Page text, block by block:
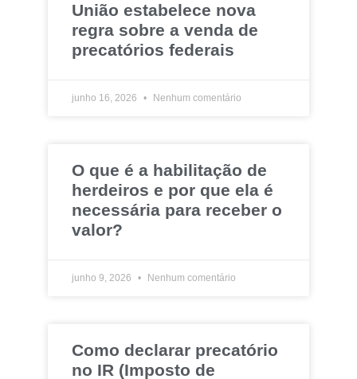
União estabelece nova
regra sobre a venda de
precatórios federais
junho 16, 2026 Nenhum comentário
O que é a habilitação de
herdeiros e por que ela é
necessária para receber o
valor?
junho 9, 2026 Nenhum comentário
Como declarar precatório
no IR (Imposto de